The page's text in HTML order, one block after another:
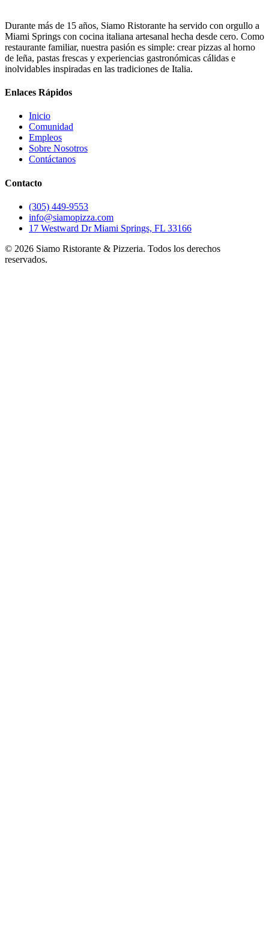
Durante más de 15 años, Siamo Ristorante ha servido con orgullo a
Miami Springs con cocina italiana artesanal hecha desde cero. Como
restaurante familiar, nuestra pasión es simple: crear pizzas al horno
de leña, pastas frescas y experiencias gastronómicas cálidas e
inolvidables inspiradas en las tradiciones de Italia.
Enlaces Rápidos
Inicio
Comunidad
Empleos
Sobre Nosotros
Contáctanos
Contacto
(305) 449-9553
info@siamopizza.com
17 Westward Dr Miami Springs, FL 33166
© 2026 Siamo Ristorante & Pizzeria. Todos los derechos
reservados.